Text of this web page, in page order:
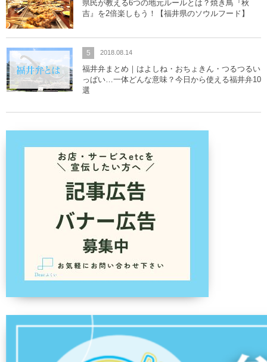
県民が教える6つの地元ルールとは？焼き鳥『秋
吉』を2倍楽しもう！【福井県のソウルフード】
5 2018.08.14
福井弁まとめ｜はよしね・おちょきん・つるつるい
っぱい…一体どんな意味？今日から使える福井弁10
選